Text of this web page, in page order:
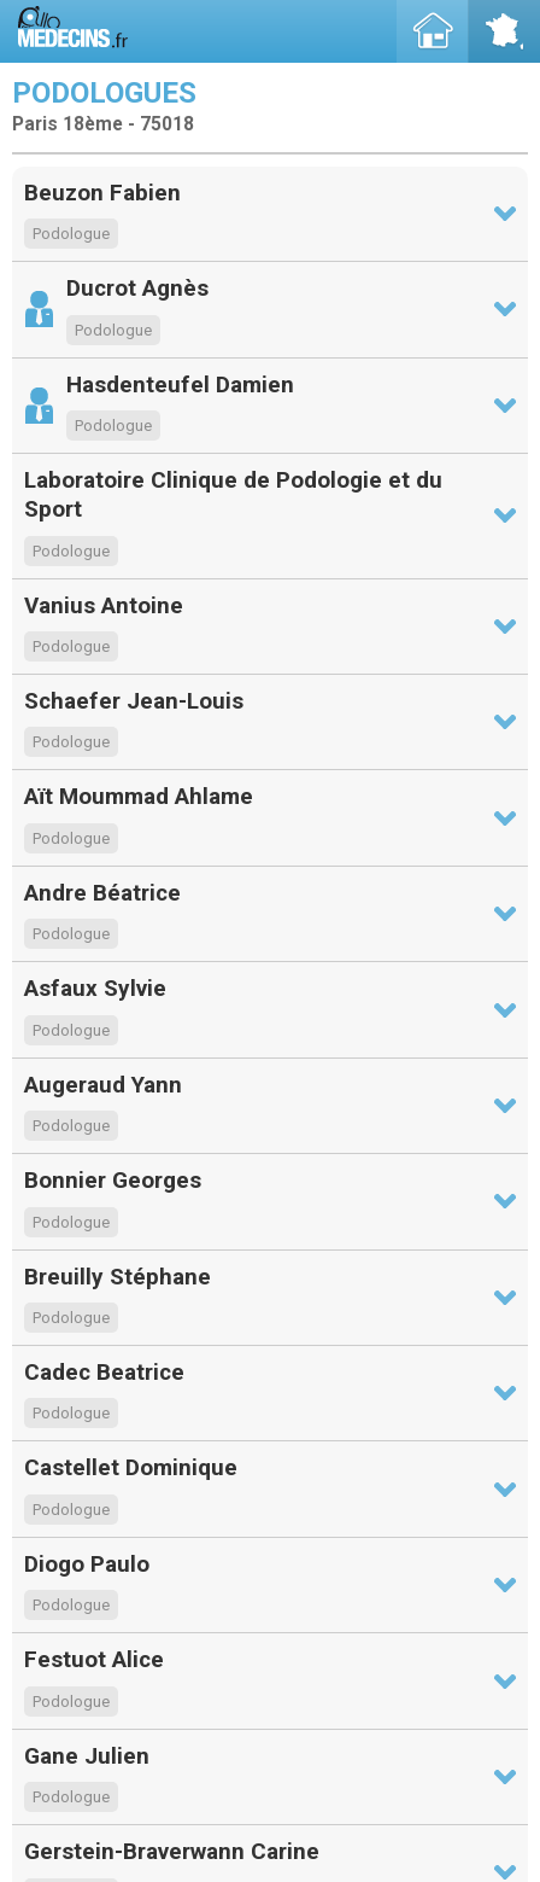
PODOLOGUES
Paris 18ème - 75018
Beuzon Fabien
Podologue
Ducrot Agnès
Podologue
Hasdenteufel Damien
Podologue
Laboratoire Clinique de Podologie et du
Sport
Podologue
Vanius Antoine
Podologue
Schaefer Jean-Louis
Podologue
Aït Moummad Ahlame
Podologue
Andre Béatrice
Podologue
Asfaux Sylvie
Podologue
Augeraud Yann
Podologue
Bonnier Georges
Podologue
Breuilly Stéphane
Podologue
Cadec Beatrice
Podologue
Castellet Dominique
Podologue
Diogo Paulo
Podologue
Festuot Alice
Podologue
Gane Julien
Podologue
Gerstein-Braverwann Carine